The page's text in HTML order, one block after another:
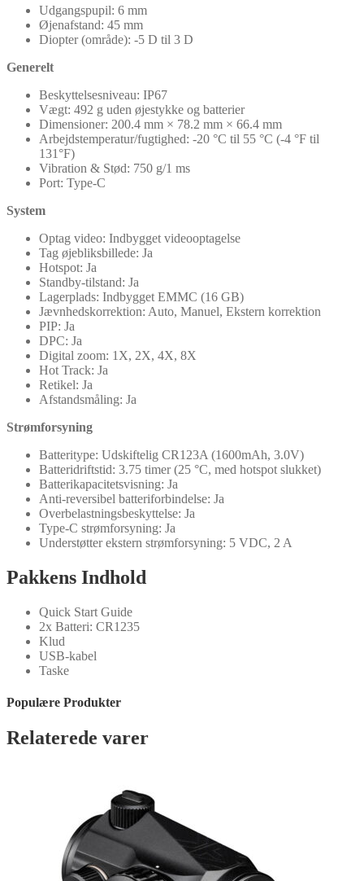
Udgangspupil: 6 mm
Øjenafstand: 45 mm
Diopter (område): -5 D til 3 D
Generelt
Beskyttelsesniveau: IP67
Vægt: 492 g uden øjestykke og batterier
Dimensioner: 200.4 mm × 78.2 mm × 66.4 mm
Arbejdstemperatur/fugtighed: -20 °C til 55 °C (-4 °F til
131°F)
Vibration & Stød: 750 g/1 ms
Port: Type-C
System
Optag video: Indbygget videooptagelse
Tag øjebliksbillede: Ja
Hotspot: Ja
Standby-tilstand: Ja
Lagerplads: Indbygget EMMC (16 GB)
Jævnhedskorrektion: Auto, Manuel, Ekstern korrektion
PIP: Ja
DPC: Ja
Digital zoom: 1X, 2X, 4X, 8X
Hot Track: Ja
Retikel: Ja
Afstandsmåling: Ja
Strømforsyning
Batteritype: Udskiftelig CR123A (1600mAh, 3.0V)
Batteridriftstid: 3.75 timer (25 °C, med hotspot slukket)
Batterikapacitetsvisning: Ja
Anti-reversibel batteriforbindelse: Ja
Overbelastningsbeskyttelse: Ja
Type-C strømforsyning: Ja
Understøtter ekstern strømforsyning: 5 VDC, 2 A
Pakkens Indhold
Quick Start Guide
2x Batteri: CR1235
Klud
USB-kabel
Taske
Populære Produkter
Relaterede varer